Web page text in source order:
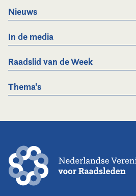
Nieuws
In de media
Raadslid van de Week
Thema's